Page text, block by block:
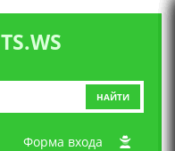
НАЙТИ
Форма входа